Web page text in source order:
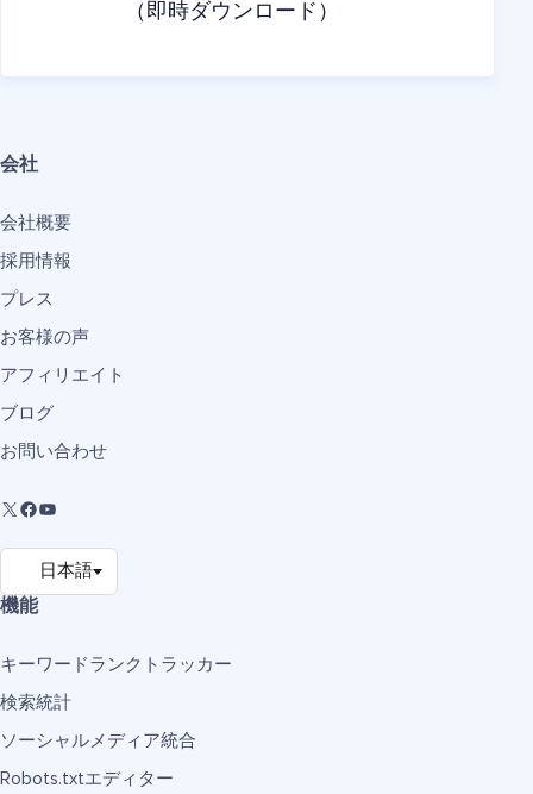
（即時ダウンロード）
会社
会社概要
採用情報
プレス
お客様の声
アフィリエイト
ブログ
お問い合わせ
機能
キーワードランクトラッカー
検索統計
ソーシャルメディア統合
Robots.txtエディター